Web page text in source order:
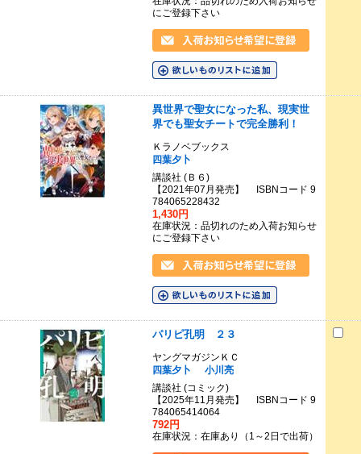
にご登録下さい
異世界で聖女になった私、現実世
界でも聖女チートで完全勝利！
Ｋラノベブックス
四葉夕卜
講談社 (Ｂ６)
【2021年07月発売】 ISBNコード 9
784065228432
1,430円
在庫状況：品切れのため入荷お知らせ
にご登録下さい
パリピ孔明 ２３
ヤングマガジンＫＣ
四葉夕卜
小川亮
講談社 (コミック)
【2025年11月発売】 ISBNコード 9
784065414064
792円
在庫状況：在庫あり（1～2日で出荷）